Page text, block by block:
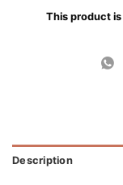
This product
Description